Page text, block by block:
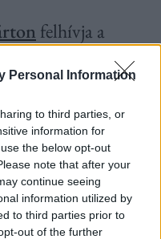
Personal Information
to third parties, or
information for
the below opt-out
note that after your
continue seeing
information utilized by
to third parties prior to
out of the further
felhívja a
esetében a
kulcsfontosságú,
Az első és
hamarabb
a
és súlyos